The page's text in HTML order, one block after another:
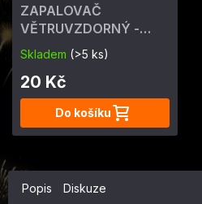
ZAPALOVAČ
VĚTRUVZDORNÝ -
ohňostrojný 4 min
Skladem (>5 ks)
20 Kč
Do košíku
Popis Diskuze